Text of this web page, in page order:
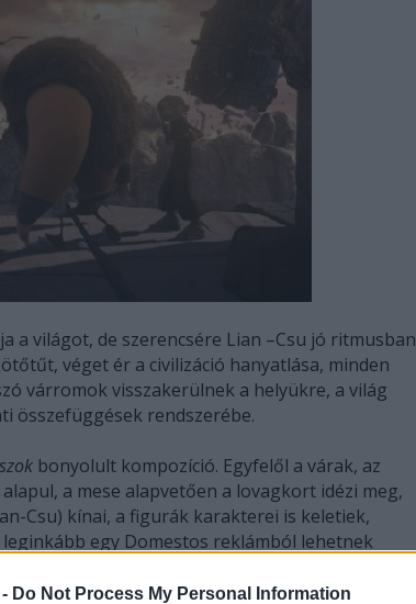
Do Not Process My Personal Information
a világot, de szerencsére Lian –Csu jó ritmusban
véget ér a civilizáció hanyatlása, minden
várromok visszakerülnek a helyükre, a világ
összefüggések rendszerébe.
bonyolult kompozíció. Egyfelől a várak, az
a mese alapvetően a lovagkort idézi meg,
Csu) kínai, a figurák karakterei is keletiek,
egy Domestos reklámból lehetnek
minden bizonnyal izgalmas életüket.